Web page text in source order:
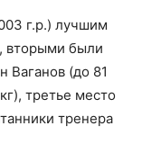
г.р.) лучшим
вторыми были
Ваганов (до 81
третье место
тренера